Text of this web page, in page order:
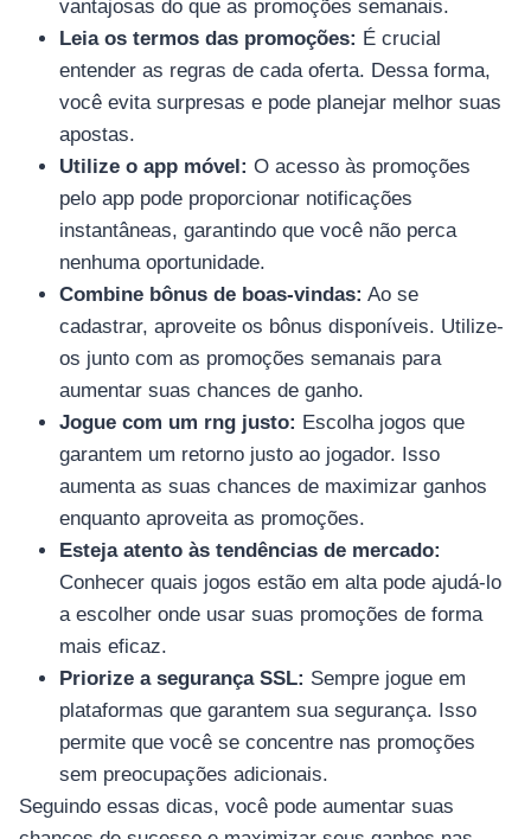
อุปกรณ์เพื่อความบันเทิง
อุปกรณ์เพื่อความบันเทิง
ลำโพง
โทรทัศน์
สินค้าตามแบรนด์
vantajosas do que as promoções semanais.
Leia os termos das promoções: É crucial
entender as regras de cada oferta. Dessa forma,
você evita surpresas e pode planejar melhor suas
apostas.
Utilize o app móvel: O acesso às promoções
pelo app pode proporcionar notificações
instantâneas, garantindo que você não perca
nenhuma oportunidade.
Combine bônus de boas-vindas: Ao se
cadastrar, aproveite os bônus disponíveis. Utilize-
os junto com as promoções semanais para
aumentar suas chances de ganho.
Jogue com um rng justo: Escolha jogos que
garantem um retorno justo ao jogador. Isso
aumenta as suas chances de maximizar ganhos
enquanto aproveita as promoções.
Esteja atento às tendências de mercado:
Conhecer quais jogos estão em alta pode ajudá-lo
a escolher onde usar suas promoções de forma
mais eficaz.
Priorize a segurança SSL: Sempre jogue em
plataformas que garantem sua segurança. Isso
permite que você se concentre nas promoções
sem preocupações adicionais.
Seguindo essas dicas, você pode aumentar suas